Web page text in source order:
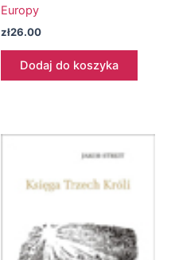
Europy
zł26.00
Dodaj do koszyka